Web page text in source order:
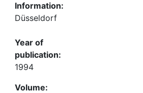
Information:
Düsseldorf
Year of
publication:
1994
Volume: